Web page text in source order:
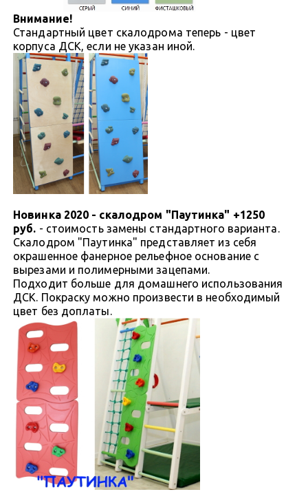
Внимание!
Стандартный цвет скалодрома теперь - цвет
корпуса ДСК, если не указан иной.
Новинка 2020 - скалодром "Паутинка" +1250
руб. - стоимость замены стандартного варианта.
Скалодром "Паутинка" представляет из себя
окрашенное фанерное рельефное основание с
вырезами и полимерными зацепами.
Подходит больше для домашнего использования
ДСК. Покраску можно произвести в необходимый
цвет без доплаты.